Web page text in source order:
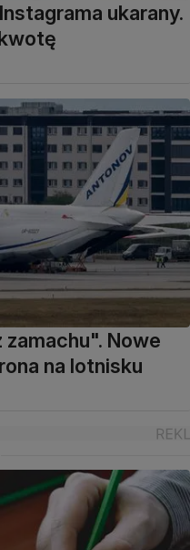
ukarany.
Nowe
na lotnisku